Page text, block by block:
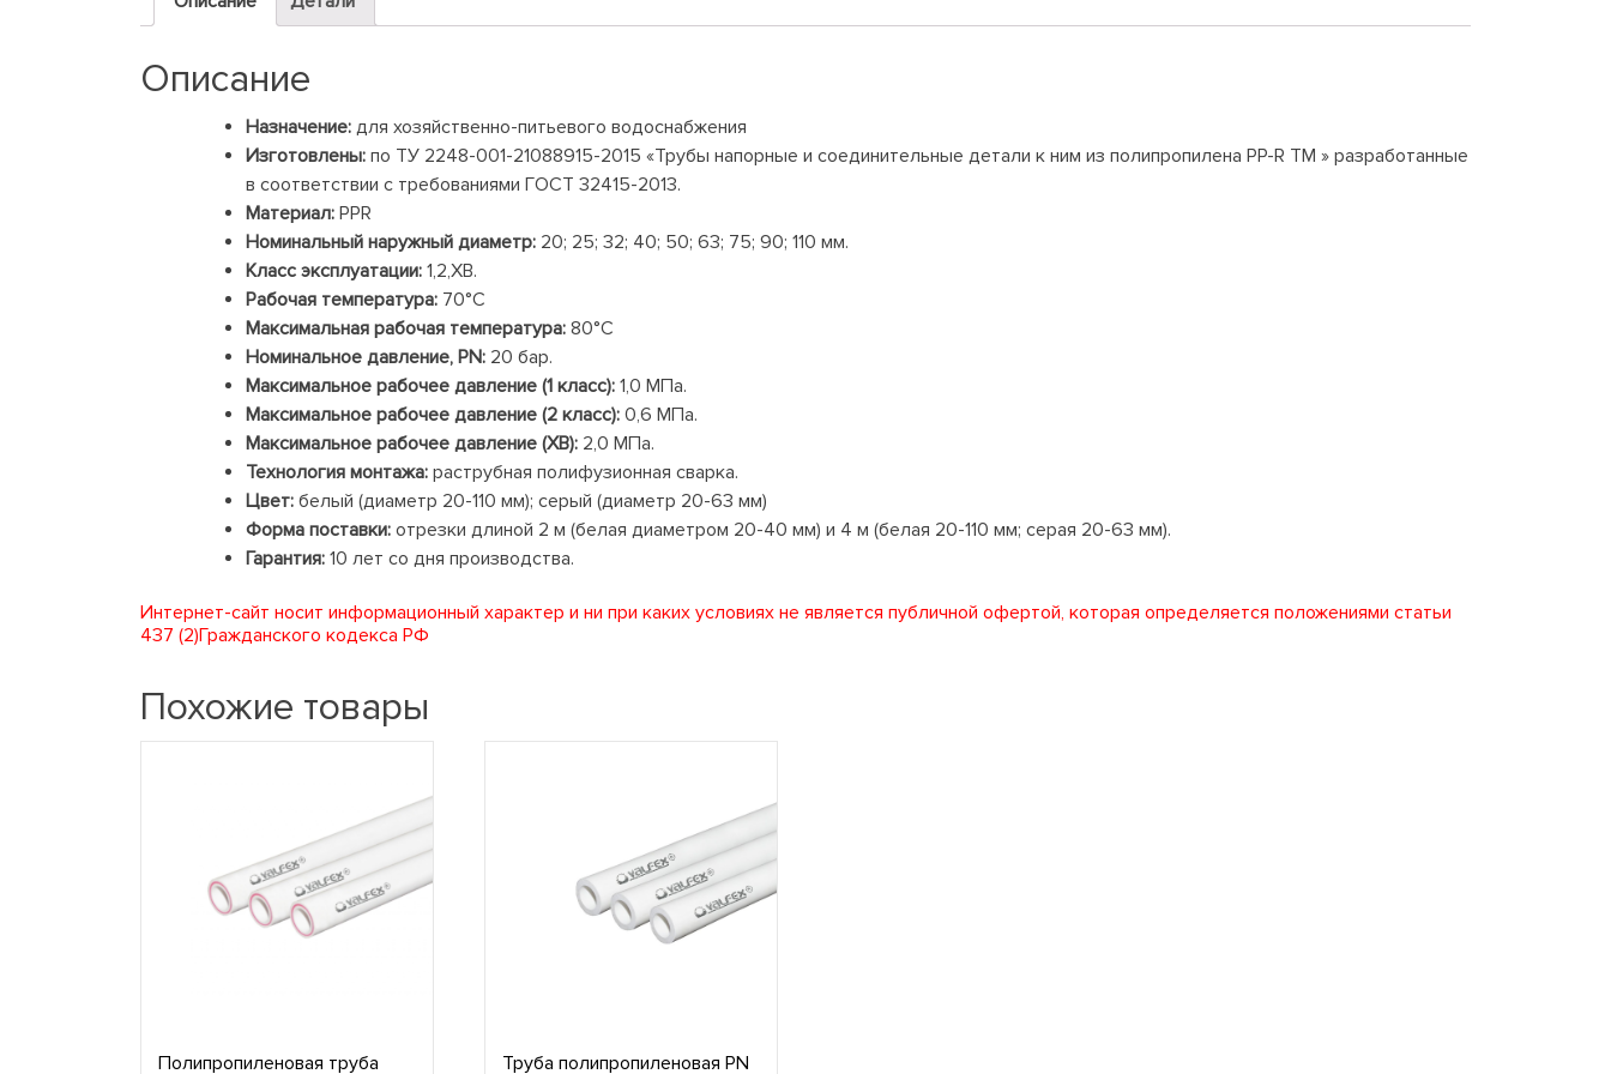
Описание
Назначение: для хозяйственно-питьевого водоснабжения
Изготовлены: по ТУ 2248-001-21088915-2015 «Трубы напорные и соединительные детали к ним из полипропилена PP-R ТМ » разработанные
в соответствии с требованиями ГОСТ 32415-2013.
Материал: PPR
Номинальный наружный диаметр: 20; 25; 32; 40; 50; 63; 75; 90; 110 мм.
Класс эксплуатации: 1,2,ХВ.
Рабочая температура: 70°С
Максимальная рабочая температура: 80°С
Номинальное давление, PN: 20 бар.
Максимальное рабочее давление (1 класс): 1,0 МПа.
Максимальное рабочее давление (2 класс): 0,6 МПа.
Максимальное рабочее давление (ХВ): 2,0 МПа.
Технология монтажа: раструбная полифузионная сварка.
Цвет: белый (диаметр 20-110 мм); серый (диаметр 20-63 мм)
Форма поставки: отрезки длиной 2 м (белая диаметром 20-40 мм) и 4 м (белая 20-110 мм; серая 20-63 мм).
Гарантия: 10 лет со дня производства.
Интернет-сайт носит информационный характер и ни при каких условиях не является публичной офертой, которая определяется положениями статьи
437 (2)Гражданского кодекса РФ
Похожие товары
Полипропиленовая труба
Труба полипропиленовая PN